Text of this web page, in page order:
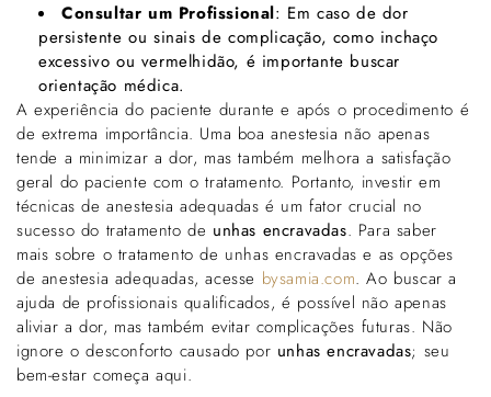
Consultar um Profissional: Em caso de dor
persistente ou sinais de complicação, como inchaço
excessivo ou vermelhidão, é importante buscar
orientação médica.
A experiência do paciente durante e após o procedimento é
de extrema importância. Uma boa anestesia não apenas
tende a minimizar a dor, mas também melhora a satisfação
geral do paciente com o tratamento. Portanto, investir em
técnicas de anestesia adequadas é um fator crucial no
sucesso do tratamento de unhas encravadas. Para saber
mais sobre o tratamento de unhas encravadas e as opções
de anestesia adequadas, acesse bysamia.com. Ao buscar a
ajuda de profissionais qualificados, é possível não apenas
aliviar a dor, mas também evitar complicações futuras. Não
ignore o desconforto causado por unhas encravadas; seu
bem-estar começa aqui.